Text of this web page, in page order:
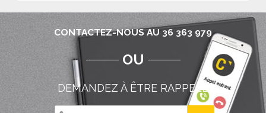
CONTACTEZ-NOUS AU 36 363 979
OU
DEMANDEZ À ÊTRE RAPPELÉ